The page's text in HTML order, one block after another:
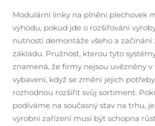
Modulární linky na plnění plechovek
výhodu, pokud jde o rozšiřování
nutnosti demontáže všeho a začínání
základu. Pružnost, kterou tyto
znamená, že firmy nejsou uvězněny v
vybavení, když se změní jejich
rozhodnou rozšířit svůj sortiment.
podíváme na současný stav na trhu,
výrobní zařízení musí být schopna